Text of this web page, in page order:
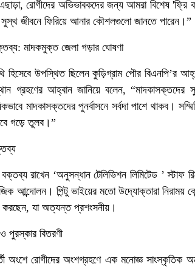
রোগীদের অভিভাবকদের জন্য আমরা বিশেষ 'ফ্রি
সুস্থ জীবনে ফিরিয়ে আনার কৌশলগুলো জানতে পারেন।”
মাদকমুক্ত জেলা গড়ার ঘোষণা
হিসেবে উপস্থিত ছিলেন কুড়িগ্রাম পৌর বিএনপি’র
গ্রহণের আহ্বান জানিয়ে বলেন,
মাদকাসক্তদের পুনর্বাসনে সর্বদা পাশে থাকব।
গড়ে তুলব।”
রাখেন ‘অনুসন্ধান টেলিভিশন লিমিটেড ’ স্টাফ
আন্দোলন। পিন্টু ভাইয়ের মতো উদ্যোক্তারা নিরাময়
করছেন, যা অত্যন্ত প্রশংসনীয়।
পুরস্কার বিতরণী
অংশে রোগীদের অংশগ্রহণে এক মনোজ্ঞ সাংস্কৃতিক